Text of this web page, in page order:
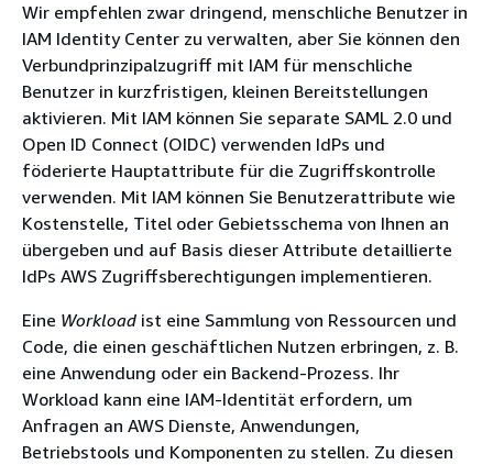
Wir empfehlen zwar dringend, menschliche Benutzer in
IAM Identity Center zu verwalten, aber Sie können den
Verbundprinzipalzugriff mit IAM für menschliche
Benutzer in kurzfristigen, kleinen Bereitstellungen
aktivieren. Mit IAM können Sie separate SAML 2.0 und
Open ID Connect (OIDC) verwenden IdPs und
föderierte Hauptattribute für die Zugriffskontrolle
verwenden. Mit IAM können Sie Benutzerattribute wie
Kostenstelle, Titel oder Gebietsschema von Ihnen an
übergeben und auf Basis dieser Attribute detaillierte
IdPs AWS Zugriffsberechtigungen implementieren.
Eine Workload ist eine Sammlung von Ressourcen und
Code, die einen geschäftlichen Nutzen erbringen, z. B.
eine Anwendung oder ein Backend-Prozess. Ihr
Workload kann eine IAM-Identität erfordern, um
Anfragen an AWS Dienste, Anwendungen,
Betriebstools und Komponenten zu stellen. Zu diesen